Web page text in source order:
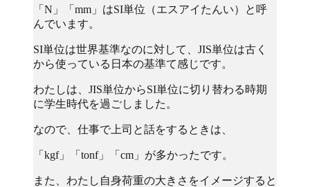
「N」「mm」はSI単位（エスアイたんい）と呼
んでいます。
SI単位は世界基準なのに対して、JIS単位は古く
から使っている日本の基準て感じです。
わたしは、JIS単位からSI単位に切り替わる時期
に学生時代を過ごしました。
なので、仕事で上司と話をするときは、
「kgf」「tonf」「cm」が多かったです。
また、わたし自身荷重の大きさをイメージすると